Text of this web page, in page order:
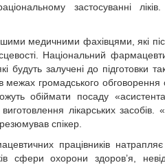
раціо­нальному застосуванні
медичними фахівцями, які
Національний
залучені до підготовки
межах громадського
обіймати посаду
лікарських
спікер.
працівників
сфери охорони здоров’я,